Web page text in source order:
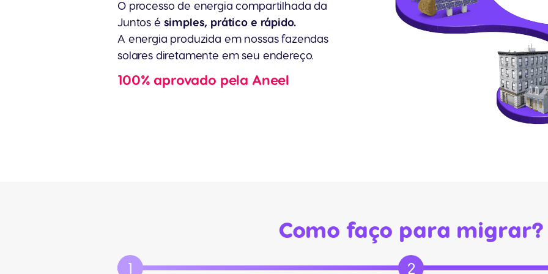
O processo de energia compartilhada da
Juntos é simples, prático e rápido.
A energia produzida em nossas fazendas
solares diretamente em seu endereço.
100% aprovado pela Aneel
Como faço para migrar?
1 2